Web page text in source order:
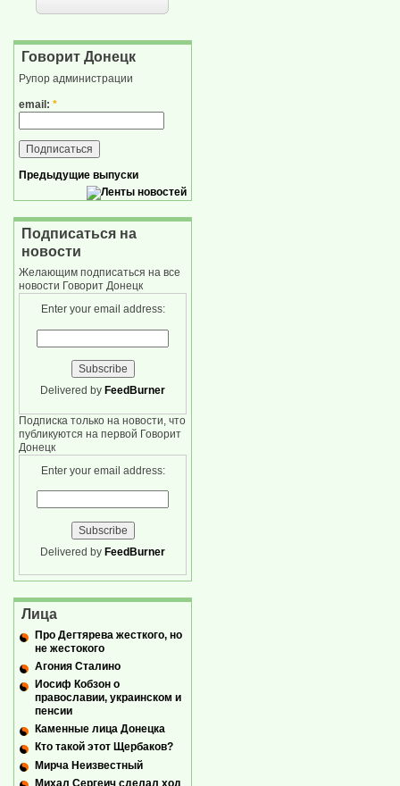
Говорит Донецк
Рупор администрации
email: *
Предыдущие выпуски
Подписаться на
новости
Желающим подписаться на все
новости Говорит Донецк
Enter your email address:
Delivered by FeedBurner
Подписка только на новости, что
публикуются на первой Говорит
Донецк
Enter your email address:
Delivered by FeedBurner
Лица
Про Дегтярева жесткого, но
не жестокого
Агония Сталино
Иосиф Кобзон о
православии, украинском и
пенсии
Каменные лица Донецка
Кто такой этот Щербаков?
Мирча Неизвестный
Михал Сергеич сделал ход